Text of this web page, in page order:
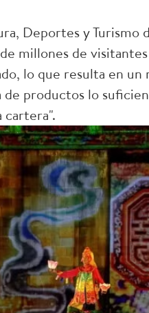
Deportes y Turismo
millones de visitantes
lo que resulta en
de productos lo
cartera".